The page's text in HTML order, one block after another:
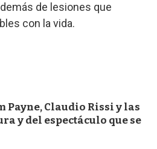
de lesiones que
con la vida.
Payne, Claudio Rissi y las
y del espectáculo que se